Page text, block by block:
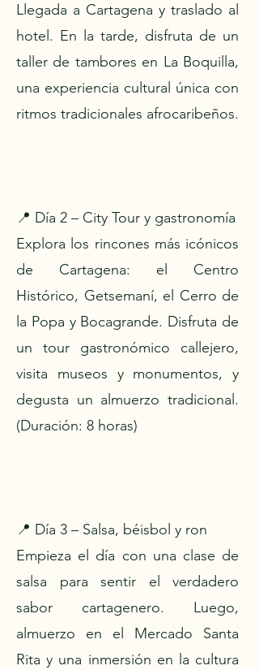
Llegada a Cartagena y traslado al
hotel. En la tarde, disfruta de un
taller de tambores en La Boquilla,
una experiencia cultural única con
ritmos tradicionales afrocaribeños.
📍 Día 2 – City Tour y gastronomía
Explora los rincones más icónicos
de Cartagena: el Centro
Histórico, Getsemaní, el Cerro de
la Popa y Bocagrande. Disfruta de
un tour gastronómico callejero,
visita museos y monumentos, y
degusta un almuerzo tradicional.
(Duración: 8 horas)
📍 Día 3 – Salsa, béisbol y ron
Empieza el día con una clase de
salsa para sentir el verdadero
sabor cartagenero. Luego,
almuerzo en el Mercado Santa
Rita y una inmersión en la cultura